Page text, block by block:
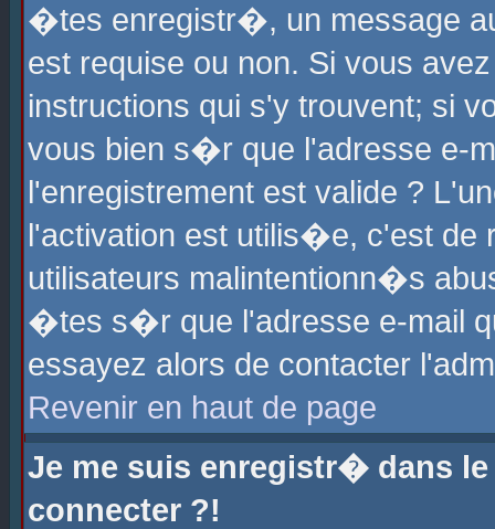
�tes enregistr�, un message
est requise ou non. Si vous
instructions qui s'y trouvent; si
vous bien s�r que l'adresse e-
l'enregistrement est valide ?
l'activation est utilis�e, c'est
utilisateurs malintentionn�s
�tes s�r que l'adresse e-mail
essayez alors de contacter
Revenir en haut de page
Je me suis enregistr� dans
connecter ?!